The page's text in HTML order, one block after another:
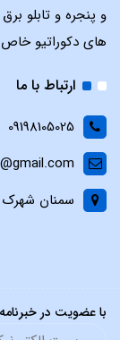
و پنجره و تابلو
های دکوراتیو
ارتباط با ما
09198105025
سمنان
با عضویت در